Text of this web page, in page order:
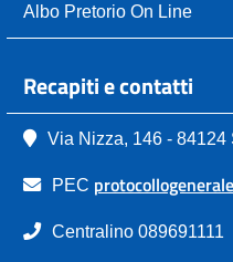
Albo Pretorio On Line
Recapiti e contatti
Via Nizza, 146 - 84124
PEC
Centralino 089691111